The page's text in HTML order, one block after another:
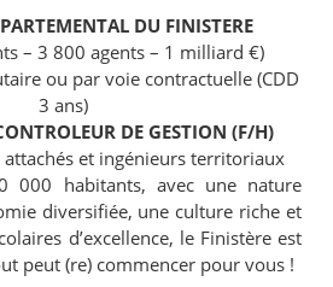
DU FINISTERE
– 3 800 agents – 1 milliard €)
ou par voie contractuelle (CDD
3 ans)
DE GESTION (F/H)
attachés et ingénieurs territoriaux
000 habitants, avec une nature
diversifiée, une culture riche et
d’excellence, le Finistère est
peut (re) commencer pour vous !